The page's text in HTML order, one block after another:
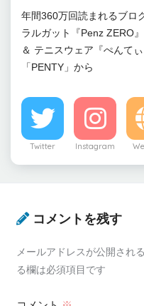
年間360万回読まれるブロ
ラルガット『Penz ZERO
＆ テニスウェア『ぺんて
「PENTY」から
Twitter Instagram
コメントを残す
メールアドレスが公開され
る欄は必須項目です